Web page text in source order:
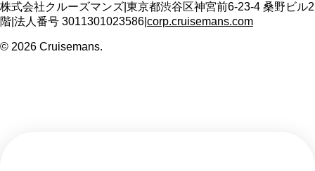
株式会社クルーズマンズ 東京都渋谷区神宮前6-23-4 桑野ビル2
階 法人番号 3011301023586 corp.cruisemans.com
© 2026 Cruisemans.